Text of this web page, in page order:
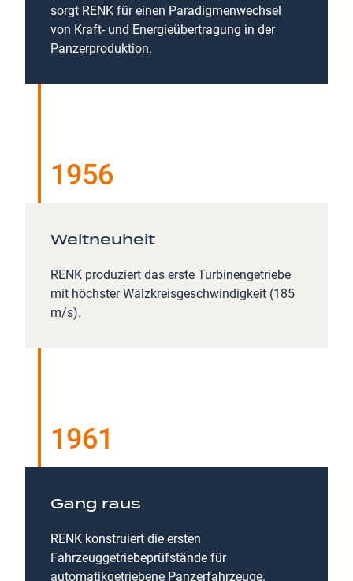
sorgt RENK für einen Paradigmenwechsel
von Kraft- und Energieübertragung in der
Panzerproduktion.
1956
Weltneuheit
RENK produziert das erste Turbinengetriebe
mit höchster Wälzkreisgeschwindigkeit (185
m/s).
1961
Gang raus
RENK konstruiert die ersten
Fahrzeuggetriebeprüfstände für
automatikgetriebene Panzerfahrzeuge.